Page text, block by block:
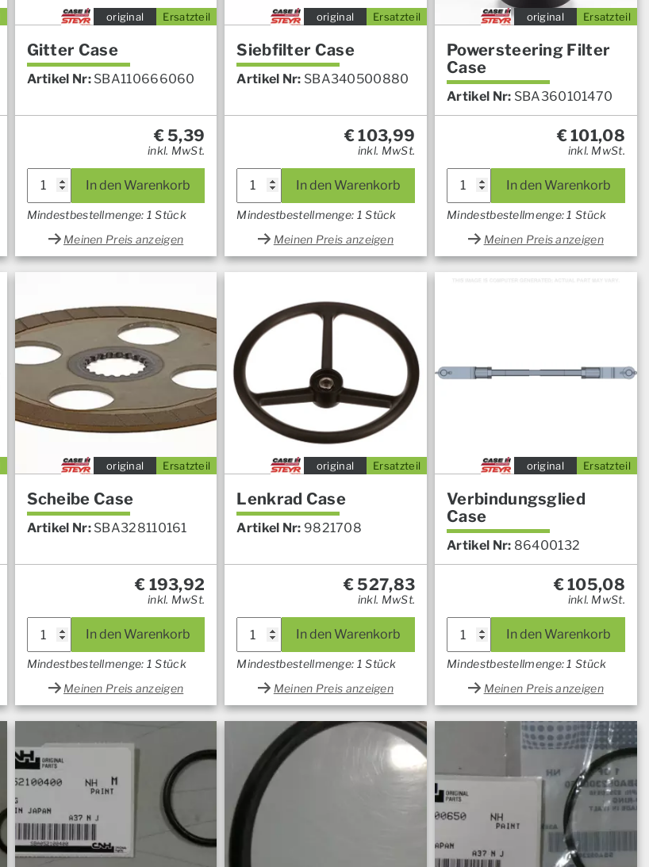
Ersatzteil
original
Gitter Case
Artikel Nr: SBA110666060
€5,39
inkl. MwSt.
In den Warenkorb
Mindestbestellmenge: 1 Stück
Meinen Preis anzeigen
Ersatzteil
original
Siebfilter Case
Artikel Nr: SBA340500880
€103,99
inkl. MwSt.
In den Warenkorb
Mindestbestellmenge: 1 Stück
Meinen Preis anzeigen
Ersatzteil
original
Powersteering Filter
Case
Artikel Nr: SBA360101470
€101,08
inkl. MwSt.
In den Warenkorb
Mindestbestellmenge: 1 Stück
Meinen Preis anzeigen
Ersatzteil
original
Scheibe Case
Artikel Nr: SBA328110161
€ 193,92
inkl. MwSt.
In den Warenkorb
Mindestbestellmenge: 1 Stück
Meinen Preis anzeigen
Ersatzteil
original
Lenkrad Case
Artikel Nr: 9821708
€527,83
inkl. MwSt.
In den Warenkorb
Mindestbestellmenge: 1 Stück
Meinen Preis anzeigen
Ersatzteil
original
Verbindungsglied
Case
Artikel Nr: 86400132
€105,08
inkl. MwSt.
In den Warenkorb
Mindestbestellmenge: 1 Stück
Meinen Preis anzeigen